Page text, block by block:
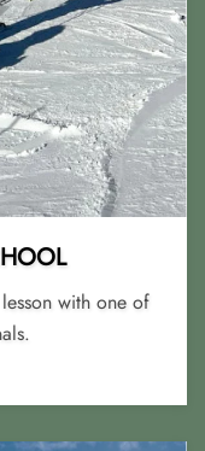
with one of